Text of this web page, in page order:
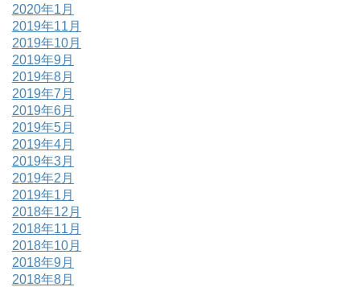
2020年1月
2019年11月
2019年10月
2019年9月
2019年8月
2019年7月
2019年6月
2019年5月
2019年4月
2019年3月
2019年2月
2019年1月
2018年12月
2018年11月
2018年10月
2018年9月
2018年8月